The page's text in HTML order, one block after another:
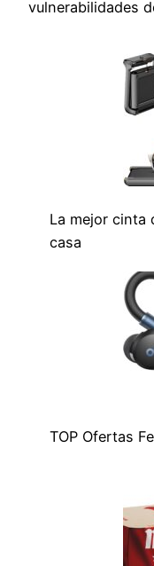
vulnerabilidades
La mejor cinta
casa
TOP Ofertas